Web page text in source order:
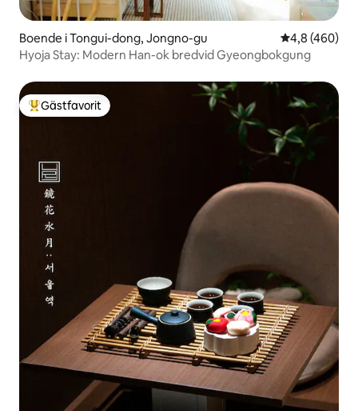
Boende i Tongui-dong, Jongno-gu 4,8 av 5 i
4,8 (460)
Hyoja Stay: Modern Han-ok bredvid Gyeongbokgung
Populär gästfavorit
Gästfavorit